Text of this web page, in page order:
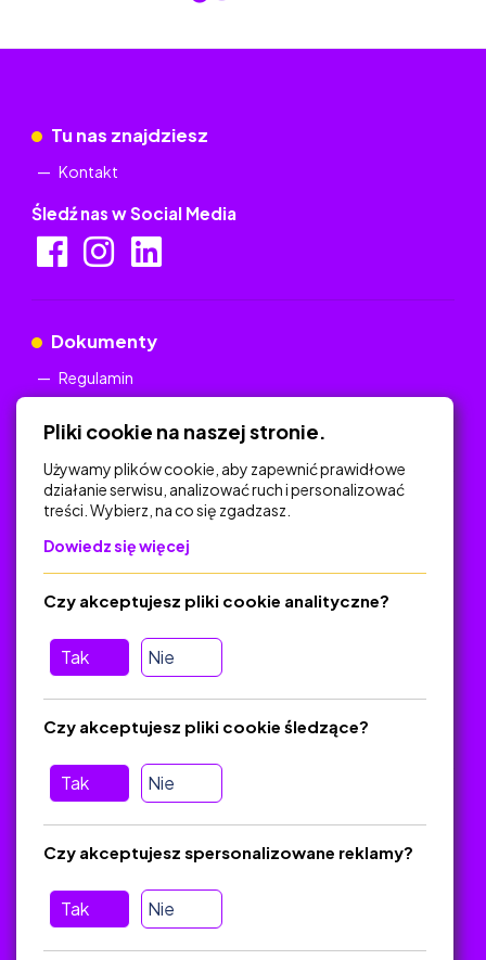
Tu nas znajdziesz
Kontakt
Śledź nas w Social Media
Dokumenty
Regulamin
Na skróty
Polityka Prywatności
Regulamin
O platformie
Baza materiałów dydaktycznych
Jak zostać autorem
FAQ
Pomoc
wiadomość nie trafiła do folderu SPAM)
Pliki cookie na naszej stronie.
Używamy plików cookie, aby zapewnić prawidłowe
działanie serwisu, analizować ruch i personalizować
treści. Wybierz, na co się zgadzasz.
Dowiedz się więcej
Tak Nie
Czy akceptujesz pliki cookie analityczne?
Tak Nie
Czy akceptujesz pliki cookie śledzące?
Tak Nie
Czy akceptujesz spersonalizowane reklamy?